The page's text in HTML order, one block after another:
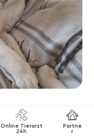
Online Tierarzt
24h
Partne
r